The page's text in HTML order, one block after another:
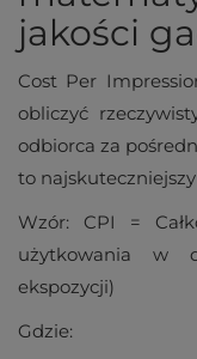
jakości
Cost Per
obliczyć
odbiorca za
to
Wzór: CPI =
użytkowania w
ekspozycji)
Gdzie: